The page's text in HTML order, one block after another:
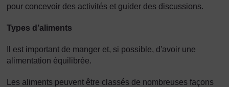
pour concevoir des activités et guider des discussions.
Types d’aliments
Il est important de manger et, si possible, d'avoir une
alimentation équilibrée.
Les aliments peuvent être classés de nombreuses façons